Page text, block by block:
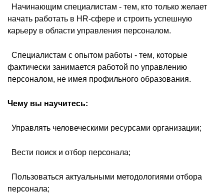
 Начинающим специалистам - тем, кто только желает
начать работать в HR-сфере и строить успешную
карьеру в области управления персоналом.
 Специалистам с опытом работы - тем, которые
фактически занимается работой по управлению
персоналом, не имея профильного образования.
Чему вы научитесь:
 Управлять человеческими ресурсами организации;
 Вести поиск и отбор персонала;
 Пользоваться актуальными методологиями отбора
персонала;